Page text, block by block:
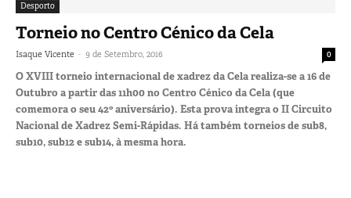
Desporto
Torneio no Centro Cénico da Cela
Isaque Vicente - 9 de Setembro, 2016 0
O XVIII torneio internacional de xadrez da Cela realiza-se a 16 de
Outubro a partir das 11h00 no Centro Cénico da Cela (que
comemora o seu 42º aniversário). Esta prova integra o II Circuito
Nacional de Xadrez Semi-Rápidas. Há também torneios de sub8,
sub10, sub12 e sub14, à mesma hora.